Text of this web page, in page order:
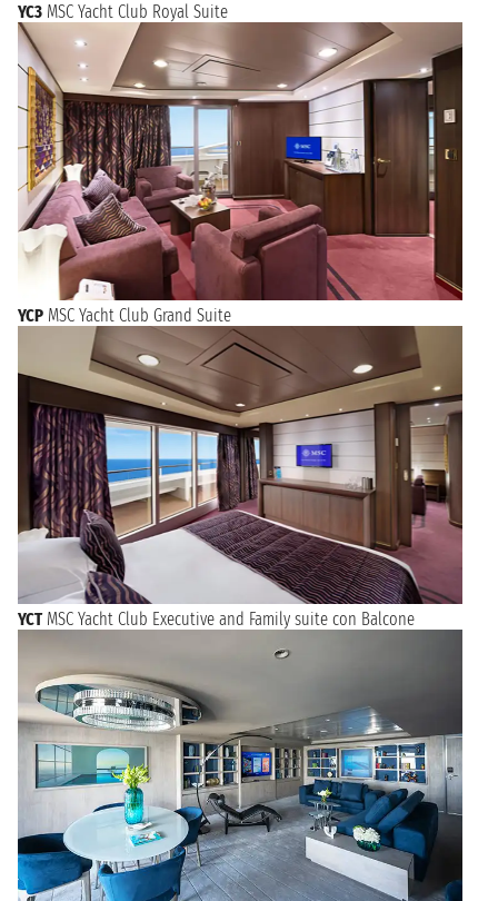
YC3 MSC Yacht Club Royal Suite
YCP MSC Yacht Club Grand Suite
YCT MSC Yacht Club Executive and Family suite con Balcone